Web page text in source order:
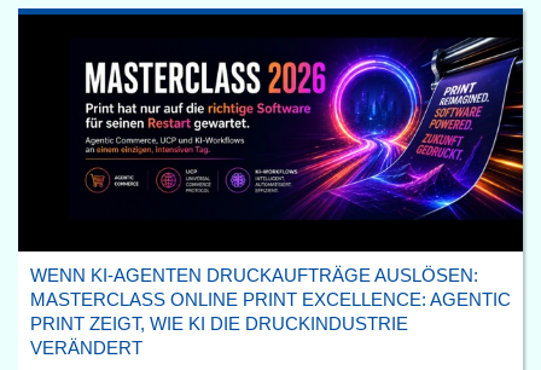
WENN KI-AGENTEN DRUCKAUFTRÄGE AUSLÖSEN:
MASTERCLASS ONLINE PRINT EXCELLENCE: AGENTIC
PRINT ZEIGT, WIE KI DIE DRUCKINDUSTRIE
VERÄNDERT